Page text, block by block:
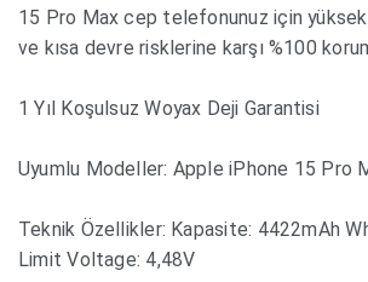
15 Pro Max cep telefonunuz için yüksek
ve kısa devre risklerine karşı %100
1 Yıl Koşulsuz Woyax Deji Garantisi
Uyumlu Modeller: Apple iPhone 15 Pro
Teknik Özellikler: Kapasite: 4422mAh
Limit Voltage: 4,48V